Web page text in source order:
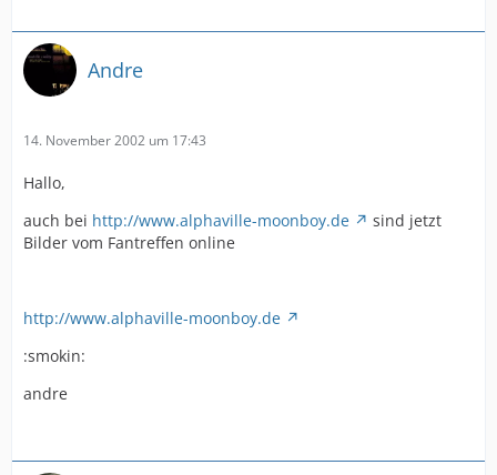
Andre
14. November 2002 um 17:43
Hallo,
auch bei http://www.alphaville-moonboy.de
sind jetzt
Bilder vom Fantreffen online
http://www.alphaville-moonboy.de
:smokin:
andre